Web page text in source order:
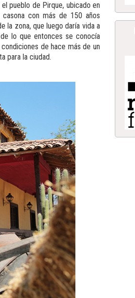
pueblo de Pirque, ubicado en
con más de 150 años
la zona, que luego daría vida a
lo que entonces se conocía
de hace más de un
para la ciudad.